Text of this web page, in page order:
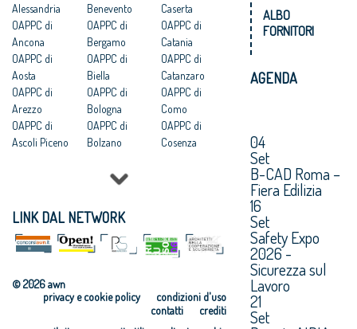
Alessandria
OAPPC di
Ancona
OAPPC di
Aosta
OAPPC di
Arezzo
OAPPC di
Ascoli Piceno
OAPPC di Bari
OAPPC di
Barletta-
Benevento
OAPPC di
Bergamo
OAPPC di
Biella
OAPPC di
Bologna
OAPPC di
Bolzano
Brescia
Brindisi
OAPPC di
Cagliari
Caserta
OAPPC di
Catania
OAPPC di
Catanzaro
OAPPC di
Como
OAPPC di
Cosenza
Cuneo
OAPPC di Enna
LINK DAL NETWORK
© 2026 awn
condizioni d'uso
privacy e cookie policy
crediti
contatti
ALBO
FORNITORI
AGENDA
04
Set
B-CAD Roma –
Fiera Edilizia
16
Set
Safety Expo
2026 -
Sicurezza sul
Lavoro
21
Set